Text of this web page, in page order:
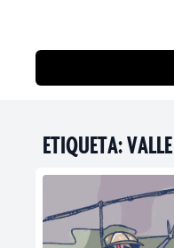
ETIQUETA: